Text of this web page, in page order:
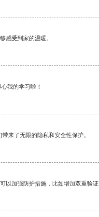
感受到家的温暖。
我的学习啦！
来了无限的隐私和安全性保护。
以加强防护措施，比如增加双重验